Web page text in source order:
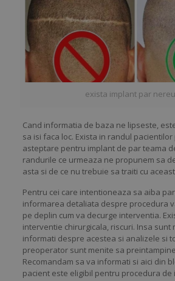
exista implant par
Cand informatia de baza ne lipseste,
sa isi faca loc. Exista in randul
asteptare pentru implant de par teama
randurile ce urmeaza ne propunem sa
asta si de ce nu trebuie sa traiti cu
Pentru cei care intentioneaza sa aiba
informarea detaliata despre procedura
pe deplin cum va decurge interventia.
interventie chirurgicala, riscuri. Insa sunt
informati despre acestea si analizele si
preoperator sunt menite sa
Recomandam sa va informati si aici din
pacient este eligibil pentru procedura de